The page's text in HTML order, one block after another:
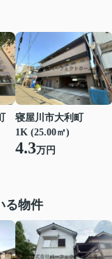
寝屋川市大利町
1K (25.00㎡)
4.3万円
る物件